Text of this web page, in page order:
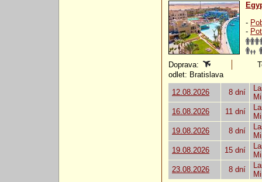
-
-
Doprava:
odlet: Bratislava
12.08.2026
8 dní
16.08.2026
11 dní
19.08.2026
8 dní
19.08.2026
15 dní
23.08.2026
8 dní